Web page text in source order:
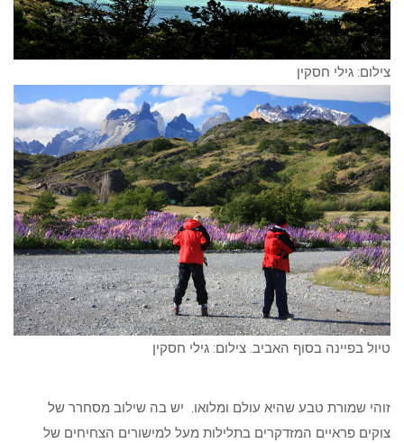
צילום: גילי חסקין
טיול בפיינה בסוף האביב. צילום: גילי חסקין
זוהי שמורת טבע שהיא עולם ומלואו. יש בה שילוב מסחרר של
צוקים פראיים המזדקרים בתלילות מעל למישורים הצחיחים של